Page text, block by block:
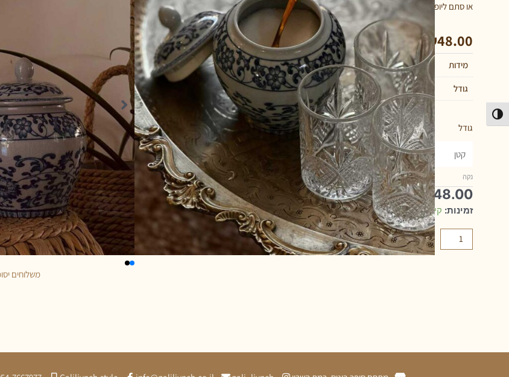
הפעל/כבה ניגודיות גבוהה
או סתם ליופי.
₪48.00
–
₪72.00
מידות 11 × 15 סנטימטרים
גודל קטן, גדול
גודל
נקה
₪48.00
זמינות: קיים במלאי
הוספה לסל
משלוחים יסופקו